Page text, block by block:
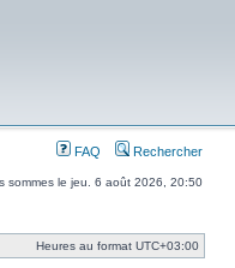
FAQ Rechercher
sommes le jeu. 6 août 2026, 20:50
Heures au format UTC+03:00